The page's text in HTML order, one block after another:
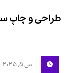
طراحی و چاپ
می ۵, ۲۰۲۵